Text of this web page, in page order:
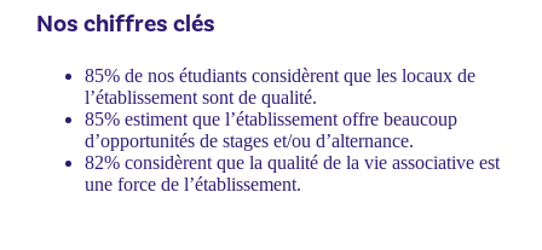
Nos chiffres clés
85% de nos étudiants considèrent que les locaux de
l’établissement sont de qualité.
85% estiment que l’établissement offre beaucoup
d’opportunités de stages et/ou d’alternance.
82% considèrent que la qualité de la vie associative est
une force de l’établissement.